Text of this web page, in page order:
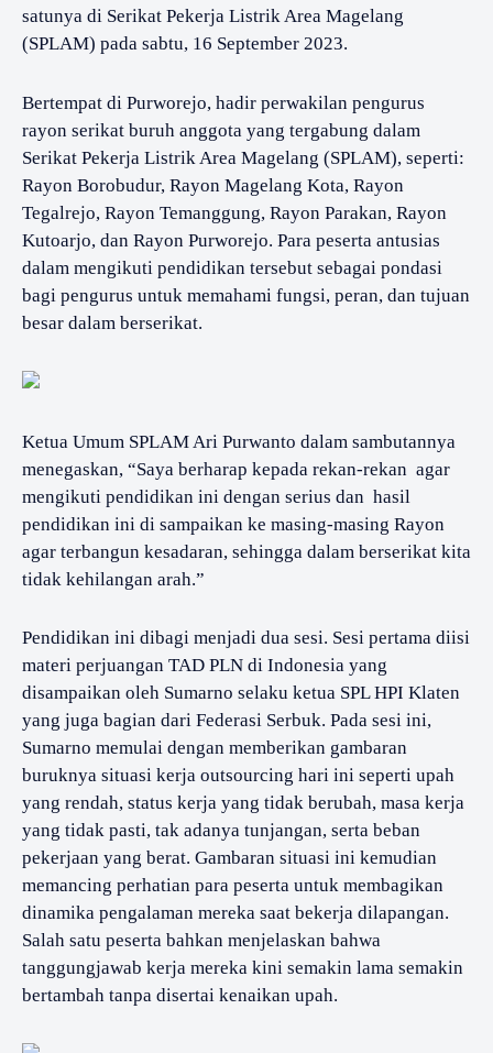
satunya di Serikat Pekerja Listrik Area Magelang
(SPLAM) pada sabtu, 16 September 2023.
Bertempat di Purworejo, hadir perwakilan pengurus
rayon serikat buruh anggota yang tergabung dalam
Serikat Pekerja Listrik Area Magelang (SPLAM), seperti:
Rayon Borobudur, Rayon Magelang Kota, Rayon
Tegalrejo, Rayon Temanggung, Rayon Parakan, Rayon
Kutoarjo, dan Rayon Purworejo. Para peserta antusias
dalam mengikuti pendidikan tersebut sebagai pondasi
bagi pengurus untuk memahami fungsi, peran, dan tujuan
besar dalam berserikat.
Ketua Umum SPLAM Ari Purwanto dalam sambutannya
menegaskan, “Saya berharap kepada rekan-rekan agar
mengikuti pendidikan ini dengan serius dan hasil
pendidikan ini di sampaikan ke masing-masing Rayon
agar terbangun kesadaran, sehingga dalam berserikat kita
tidak kehilangan arah.”
Pendidikan ini dibagi menjadi dua sesi. Sesi pertama diisi
materi perjuangan TAD PLN di Indonesia yang
disampaikan oleh Sumarno selaku ketua SPL HPI Klaten
yang juga bagian dari Federasi Serbuk. Pada sesi ini,
Sumarno memulai dengan memberikan gambaran
buruknya situasi kerja outsourcing hari ini seperti upah
yang rendah, status kerja yang tidak berubah, masa kerja
yang tidak pasti, tak adanya tunjangan, serta beban
pekerjaan yang berat. Gambaran situasi ini kemudian
memancing perhatian para peserta untuk membagikan
dinamika pengalaman mereka saat bekerja dilapangan.
Salah satu peserta bahkan menjelaskan bahwa
tanggungjawab kerja mereka kini semakin lama semakin
bertambah tanpa disertai kenaikan upah.